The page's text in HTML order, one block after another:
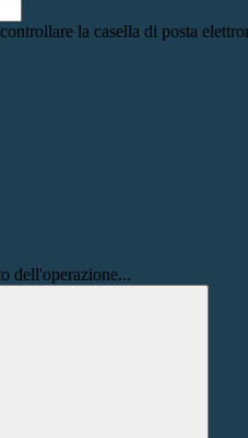
la casella di posta
dell'operazione...